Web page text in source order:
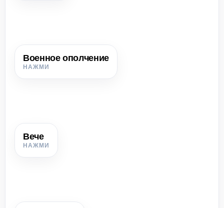
Военное ополчение
Временное войско из взрослого мужского населения,
Вече
Народное собрание свободных мужчин, на котором